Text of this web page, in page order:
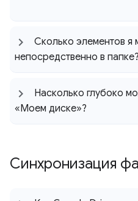
Сколько элементов я
непосредственно в папке?
Насколько глубоко
«Моем диске»?
Синхронизация